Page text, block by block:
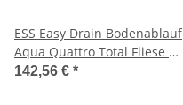
ESS Easy Drain Bodenablauf
Aqua Quattro Total Fliese 10
x 10cm mit großem
142,56 € *